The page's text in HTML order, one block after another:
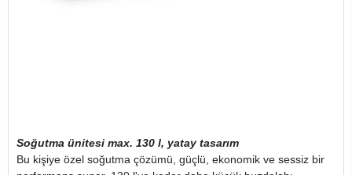
Soğutma ünitesi max. 130 l, yatay tasarım
Bu kişiye özel soğutma çözümü, güçlü, ekonomik ve sessiz bir